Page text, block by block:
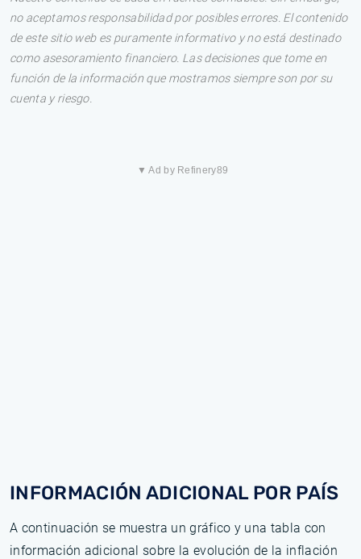
no aceptamos responsabilidad por posibles errores. El contenido
de este sitio web es puramente informativo y no está destinado
como asesoramiento financiero. Las decisiones que tome en
función de la información que mostramos siempre son por su
cuenta y riesgo.
▼ Ad by Refinery89
INFORMACIÓN ADICIONAL POR PAÍS
A continuación se muestra un gráfico y una tabla con
información adicional sobre la evolución de la inflación